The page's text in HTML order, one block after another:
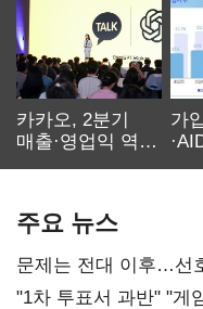
카카오, 2분기
매출·영업익 역대
가
주요 뉴스
문제는 전대 이후…선
불복'
"1차 투표서 과반" "게